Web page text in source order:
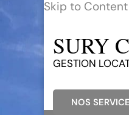
Skip to Content
SURY
GESTION
NOS